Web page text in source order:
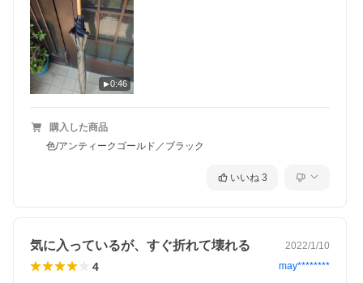
0:46
購入した商品
色/アンティークゴールド／ブラック
いいね 3
気に入っているが、すぐ折れて壊れる 2022/1/10
4 may********